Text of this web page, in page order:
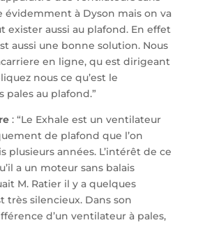
évidemment à Dyson mais on va
exister aussi au plafond. En effet
aussi une bonne solution. Nous
en ligne, qu est dirigeant
nous ce qu’est le
pales au plafond.”
: “Le Exhale est un ventilateur
de plafond que l’on
plusieurs années. L’intérêt de ce
a un moteur sans balais
M. Ratier il y a quelques
très silencieux. Dans son
d’un ventilateur à pales,